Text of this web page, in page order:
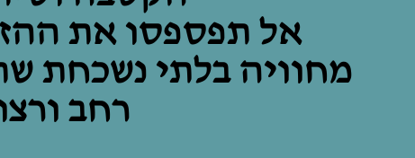
אל תפספסו את
מחוויה בלתי נשכחת
רחב